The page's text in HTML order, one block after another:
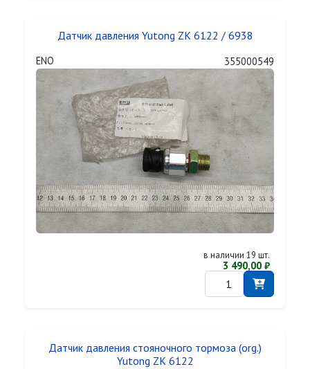
Датчик давления Yutong ZK 6122 / 6938
ENO 355000549
в наличии 19 шт.
3 490,00 ₽
Датчик давления стояночного тормоза (org.)
Yutong ZK 6122